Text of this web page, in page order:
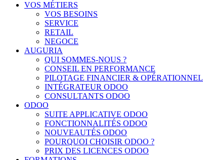
VOS MÉTIERS
VOS BESOINS
SERVICE
RETAIL
NEGOCE
AUGURIA
QUI SOMMES-NOUS ?
CONSEIL EN PERFORMANCE
PILOTAGE FINANCIER & OPÉRATIONNEL
INTÉGRATEUR ODOO
CONSULTANTS ODOO
ODOO
SUITE APPLICATIVE ODOO
FONCTIONNALITÉS ODOO
NOUVEAUTÉS ODOO
POURQUOI CHOISIR ODOO ?
PRIX DES LICENCES ODOO